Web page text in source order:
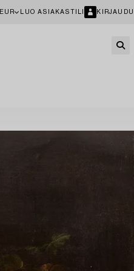
EUR LUO ASIAKASTILI KIRJAUDU